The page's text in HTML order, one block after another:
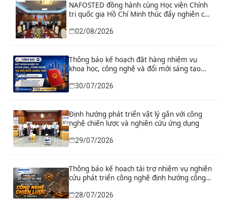
NAFOSTED đồng hành cùng Học viện Chính
trị quốc gia Hồ Chí Minh thúc đẩy nghiên cứu
02/08/2026
Thông báo kế hoạch đặt hàng nhiệm vụ
khoa học, công nghệ và đổi mới sáng tạo
“Nghiên cứu khoa học tổng kết thi hành, đề
xuất sửa đổi, bổ sung toàn diện Hiến pháp
30/07/2026
Định hướng phát triển vật lý gắn với công
nghệ chiến lược và nghiên cứu ứng dụng
29/07/2026
Thông báo kế hoạch tài trợ nhiệm vụ nghiên
cứu phát triển công nghệ định hướng công
nghệ chiến lược năm 2026
28/07/2026